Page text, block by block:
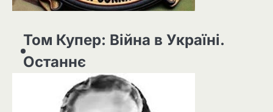
Том Купер: Війна в Україні.
Останнє